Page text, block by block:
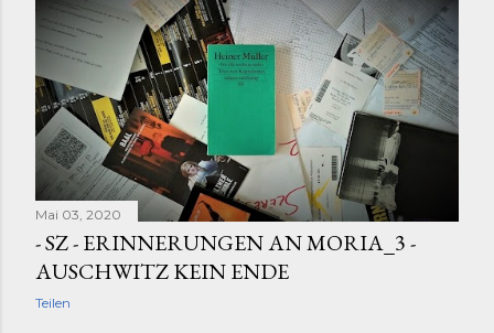
Mai 03, 2020
- SZ - ERINNERUNGEN AN MORIA_3 -
AUSCHWITZ KEIN ENDE
Teilen